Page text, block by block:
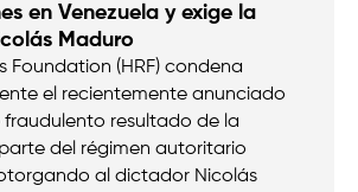
en Venezuela y exige la
Maduro
Foundation (HRF) condena
el recientemente anunciado
resultado de la
del régimen autoritario
al dictador Nicolás